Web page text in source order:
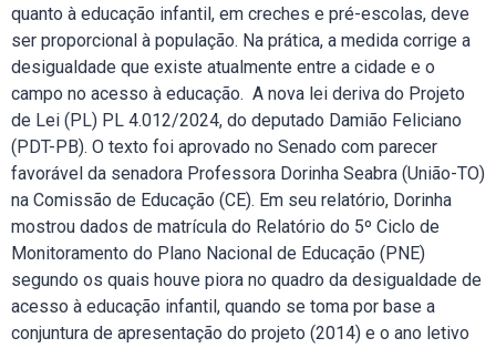
quanto à educação infantil, em creches e pré-escolas, deve
ser proporcional à população. Na prática, a medida corrige a
desigualdade que existe atualmente entre a cidade e o
campo no acesso à educação. A nova lei deriva do Projeto
de Lei (PL) PL 4.012/2024, do deputado Damião Feliciano
(PDT-PB). O texto foi aprovado no Senado com parecer
favorável da senadora Professora Dorinha Seabra (União-TO)
na Comissão de Educação (CE). Em seu relatório, Dorinha
mostrou dados de matrícula do Relatório do 5º Ciclo de
Monitoramento do Plano Nacional de Educação (PNE)
segundo os quais houve piora no quadro da desigualdade de
acesso à educação infantil, quando se toma por base a
conjuntura de apresentação do projeto (2014) e o ano letivo